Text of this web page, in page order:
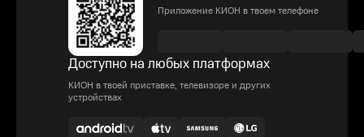
Приложение КИОН в твоем телефоне
Доступно на любых платформах
КИОН в твоей приставке, телевизоре и других
устройствах